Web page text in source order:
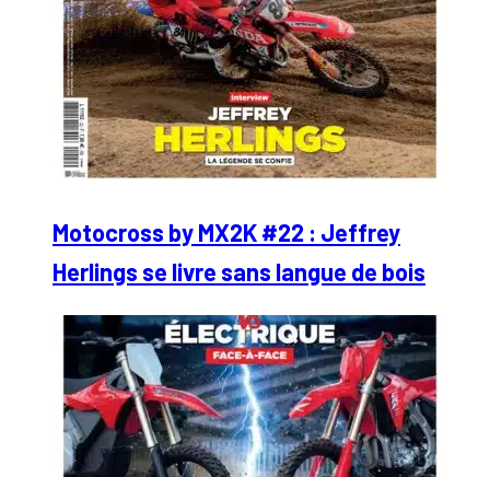
Motocross by MX2K #22 : Jeffrey
Herlings se livre sans langue de bois